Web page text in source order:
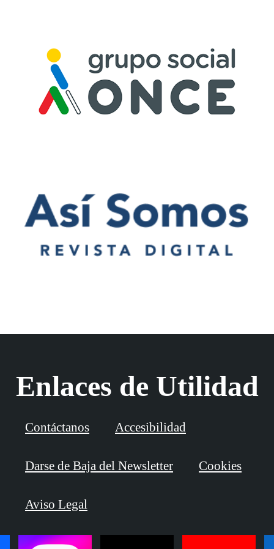
Enlaces de Utilidad
Contáctanos Accesibilidad
Darse de Baja del Newsletter Cookies
Aviso Legal